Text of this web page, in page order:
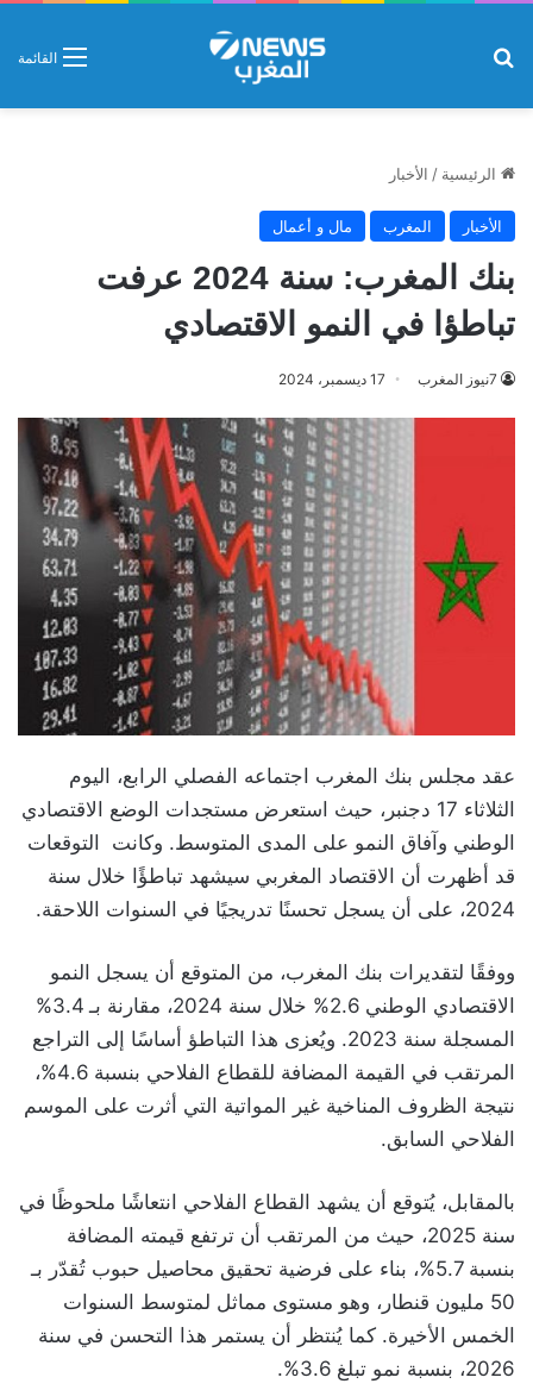
القائمة
الرئيسية / الأخبار
الأخبار المغرب مال و أعمال
بنك المغرب: سنة 2024 عرفت
تباطؤا في النمو الاقتصادي
7نيوز المغرب 17 ديسمبر، 2024
عقد مجلس بنك المغرب اجتماعه الفصلي الرابع، اليوم
الثلاثاء 17 دجنبر، حيث استعرض مستجدات الوضع الاقتصادي
الوطني وآفاق النمو على المدى المتوسط. وكانت التوقعات
قد أظهرت أن الاقتصاد المغربي سيشهد تباطؤًا خلال سنة
2024، على أن يسجل تحسنًا تدريجيًا في السنوات اللاحقة.
ووفقًا لتقديرات بنك المغرب، من المتوقع أن يسجل النمو
الاقتصادي الوطني 2.6% خلال سنة 2024، مقارنة بـ 3.4%
المسجلة سنة 2023. ويُعزى هذا التباطؤ أساسًا إلى التراجع
المرتقب في القيمة المضافة للقطاع الفلاحي بنسبة 4.6%،
نتيجة الظروف المناخية غير المواتية التي أثرت على الموسم
الفلاحي السابق.
بالمقابل، يُتوقع أن يشهد القطاع الفلاحي انتعاشًا ملحوظًا في
سنة 2025، حيث من المرتقب أن ترتفع قيمته المضافة
بنسبة 5.7%، بناء على فرضية تحقيق محاصيل حبوب تُقدّر بـ
50 مليون قنطار، وهو مستوى مماثل لمتوسط السنوات
الخمس الأخيرة. كما يُنتظر أن يستمر هذا التحسن في سنة
2026، بنسبة نمو تبلغ 3.6%.